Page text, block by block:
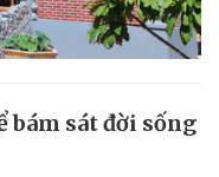
bám sát đời sống